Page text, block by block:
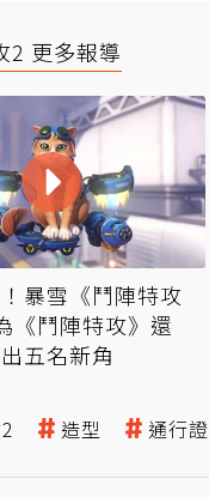
2 更多報導
暴雪《鬥陣特攻
《鬥陣特攻》還
五名新角
造型 通行證